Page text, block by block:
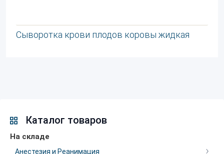
Сыворотка крови плодов коровы жидкая
Каталог товаров
На складе
Анестезия и Реанимация